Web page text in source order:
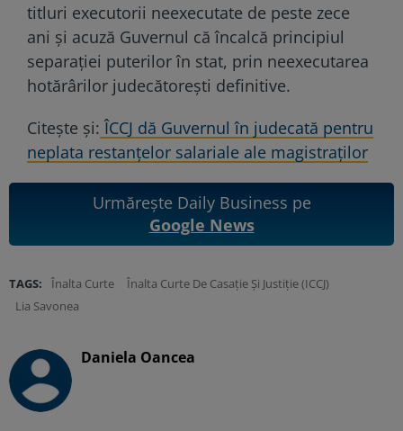
titluri executorii neexecutate de peste zece
ani și acuză Guvernul că încalcă principiul
separației puterilor în stat, prin neexecutarea
hotărârilor judecătorești definitive.
Citește și: ÎCCJ dă Guvernul în judecată pentru
neplata restanțelor salariale ale magistraților
Urmărește Daily Business pe
Google News
TAGS: Înalta Curte
Înalta Curte De Casație Și Justiție (ICCJ)
Lia Savonea
Daniela Oancea